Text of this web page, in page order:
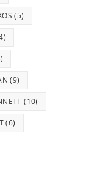
(5)
(9)
(10)
(6)